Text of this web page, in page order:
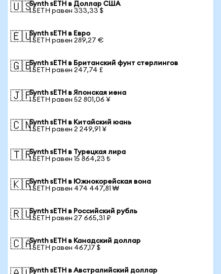
🇺🇸Synth sETH в Доллар США
1 SETH равен 333,33 $
🇪🇺Synth sETH в Евро
1 SETH равен 289,27 €
🇬🇧Synth sETH в Британский фунт стерлингов
1 SETH равен 247,74 £
🇯🇵Synth sETH в Японская иена
1 SETH равен 52 801,06 ¥
🇨🇳Synth sETH в Китайский юань
1 SETH равен 2 249,91 ¥
🇹🇷Synth sETH в Турецкая лира
1 SETH равен 15 864,23 ₺
🇰🇷Synth sETH в Южнокорейская вона
1 SETH равен 474 447,81 ₩
🇷🇺Synth sETH в Российский рубль
1 SETH равен 27 665,31 ₽
🇨🇦Synth sETH в Канадский доллар
1 SETH равен 467,17 $
Synth sETH в Австралийский доллар